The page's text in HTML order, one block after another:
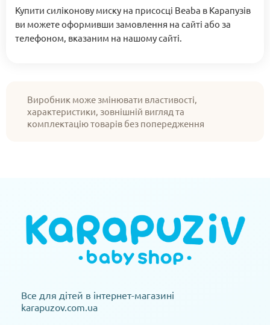
Купити силіконову миску на присосці Beaba в Карапузів
ви можете оформивши замовлення на сайті або за
телефоном, вказаним на нашому сайті.
Виробник може змінювати властивості,
характеристики, зовнішній вигляд та
комплектацію товарів без попередження
Все для дітей в інтернет-магазині
karapuzov.com.ua